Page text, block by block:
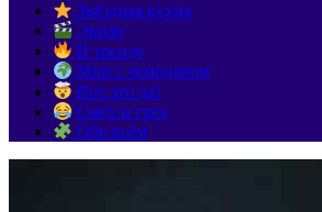
Звёздная кухня
Экран
В тренде
Мир с чемоданом
Вот это да!
Смех и грех
Обо всём